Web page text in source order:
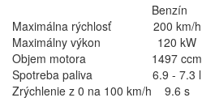
Benzín
Maximálna rýchlosť
200 km/h
Maximálny výkon
120 kW
Objem motora
1497 ccm
Spotreba paliva
6.9 - 7.3 l
Zrýchlenie z 0 na 100 km/h
9.6 s